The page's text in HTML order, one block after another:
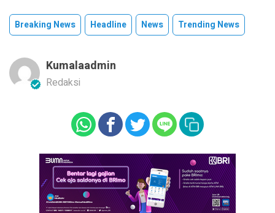
Breaking News Headline News Trending News
Kumalaadmin
Redaksi